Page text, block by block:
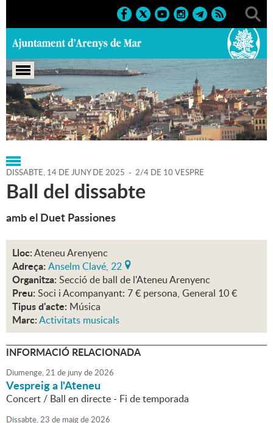
Portada > Regidories > Cultura > Agenda > 14-06-2025
DISSABTE, 14 DE JUNY DE 2025 - 2/4 DE 10 VESPRE
Ball del dissabte
amb el Duet Passiones
Lloc:Ateneu Arenyenc
Adreça: Anselm Clavé, 22
Organitza: Secció de ball de l'Ateneu Arenyenc
Preu: Soci i Acompanyant: 7 € persona, General 10 €
Tipus d'acte: Música
Marc:Activitats musicals
INFORMACIÓ RELACIONADA
Diumenge,21 de junyde2026
Vespreig a l'Ateneu
Concert / Ball en directe - Fi de temporada
Dissabte,23 de maigde2026